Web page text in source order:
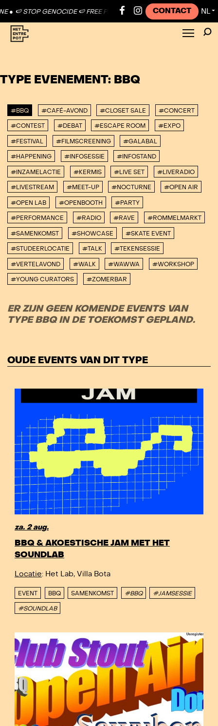
● 🍉 STOP GENOCIDE 🍉 FREE PALESTINE ● 🍉 STOP GENOCIDE 🍉
CONTACT NL ▼
TYPE EVENEMENT: BBQ
#BBQ #CAFÉ-AVOND #CLOSET SALE #CONCERT
#CONTEST #DEBAT #ESCAPE ROOM #EXPO
#FESTIVAL #FILMSCREENING #GALABAL
#HAPPENING #INFOSESSIE #INFOSTAND
#INZAMELACTIE #KERMIS #LIVE SET #LIVERADIO
#LIVESTREAM #MEET-UP #NOCTURNE #OPEN AIR
#OPEN LAB #OPENBOOTH #PARTY
#PERFORMANCE #RADIO #RAVE #ROMMELMARKT
#SAMENKOMST #SHOWCASE #SKATE EVENT
#STUDEERLOCATIE #TALK #TEKENSESSIE
#VERTELAVOND #WALK #WAWWA #WORKSHOP
#YOUNG CURATORS #ZOMERBAR
ER ZIJN GEEN KOMENDE EVENTS VAN
TYPE BBQ IN DE TOEKOMST GEPLAND.
OUDE EVENTS VAN DIT TYPE
za. 2 aug.
BBQ & AKOESTISCHE JAM MET HET
SOUNDLAB
Locatie: Het Lab, Villa Bota
EVENT BBQ SAMENKOMST #BBQ #JAMSESSIE
#SOUNDLAB